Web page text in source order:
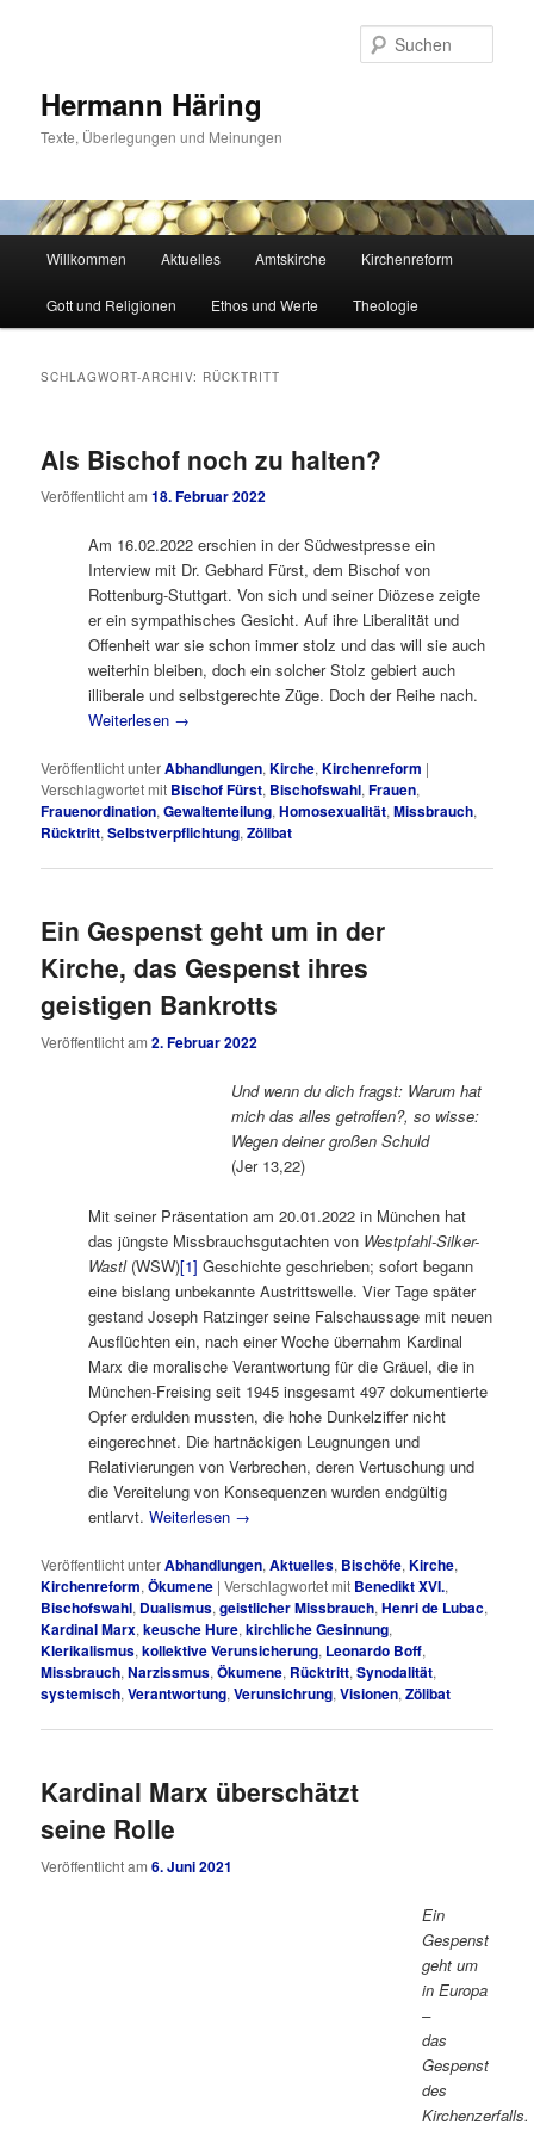
Hermann Häring
Texte, Überlegungen und Meinungen
Willkommen Aktuelles Amtskirche Kirchenreform
Gott und Religionen Ethos und Werte Theologie
SCHLAGWORT-ARCHIV: RÜCKTRITT
Als Bischof noch zu halten?
Veröffentlicht am18. Februar 2022
Am 16.02.2022 erschien in der Südwestpresse ein
Interview mit Dr. Gebhard Fürst, dem Bischof von
Rottenburg-Stuttgart. Von sich und seiner Diözese zeigte
er ein sympathisches Gesicht. Auf ihre Liberalität und
Offenheit war sie schon immer stolz und das will sie auch
weiterhin bleiben, doch ein solcher Stolz gebiert auch
illiberale und selbstgerechte Züge. Doch der Reihe nach.
Weiterlesen →
Veröffentlicht unterAbhandlungen,Kirche,Kirchenreform |
Verschlagwortet mit Bischof Fürst, Bischofswahl,Frauen,
Frauenordination,Gewaltenteilung,Homosexualität,Missbrauch,
Rücktritt,Selbstverpflichtung,Zölibat
Ein Gespenst geht um in der
Kirche, das Gespenst ihres
geistigen Bankrotts
Veröffentlicht am2. Februar 2022
Und wenn du dich fragst: Warum hat
mich das alles getroffen?, so wisse:
Wegen deiner großen Schuld
(Jer 13,22)
Mit seiner Präsentation am 20.01.2022 in München hat
das jüngste Missbrauchsgutachten von Westpfahl-Silker-
Wastl(WSW)[1] Geschichte geschrieben; sofort begann
eine bislang unbekannte Austrittswelle. Vier Tage später
gestand Joseph Ratzinger seine Falschaussage mit neuen
Ausflüchten ein, nach einer Woche übernahm Kardinal
Marx die moralische Verantwortung für die Gräuel, die in
München-Freising seit 1945 insgesamt 497 dokumentierte
Opfer erdulden mussten, die hohe Dunkelziffer nicht
eingerechnet. Die hartnäckigen Leugnungen und
Relativierungen von Verbrechen, deren Vertuschung und
die Vereitelung von Konsequenzen wurden endgültig
entlarvt.Weiterlesen →
Veröffentlicht unterAbhandlungen,Aktuelles, Bischöfe,Kirche,
Kirchenreform,Ökumene |Verschlagwortet mit Benedikt XVI.,
Bischofswahl, Dualismus,geistlicher Missbrauch,Henri de Lubac,
Kardinal Marx,keusche Hure,kirchliche Gesinnung,
Klerikalismus,kollektive Verunsicherung, Leonardo Boff,
Missbrauch,Narzissmus,Ökumene, Rücktritt,Synodalität,
systemisch,Verantwortung,Verunsichrung,Visionen,Zölibat
Kardinal Marx überschätzt
seine Rolle
Veröffentlicht am6. Juni 2021
Ein
Gespenst
geht um
in Europa
–
das
Gespenst
des
Kirchenzerfalls.